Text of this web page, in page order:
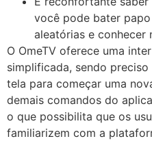
você pode bater
aleatórias e conhecer
O OmeTV oferece uma
simplificada, sendo
tela para começar uma
demais comandos do
o que possibilita que os
familiarizem com a